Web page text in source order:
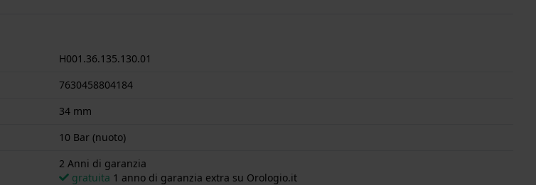
H001.36.135.130.01
7630458804184
34 mm
10 Bar (nuoto)
2 Anni di garanzia
gratuita 1 anno di garanzia extra su Orologio.it